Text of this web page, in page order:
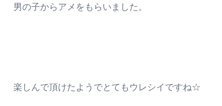
男の子からアメをもらいました。
楽しんで頂けたようでとてもウレシイですね☆